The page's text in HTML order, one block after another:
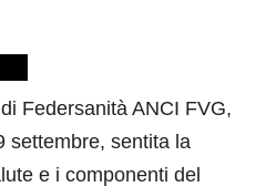
Federsanità ANCI FVG,
sentita la
e i componenti del